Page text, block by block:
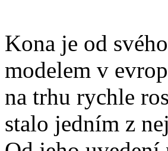
Kona je od
modelem v
na trhu rychle
stalo jedním z